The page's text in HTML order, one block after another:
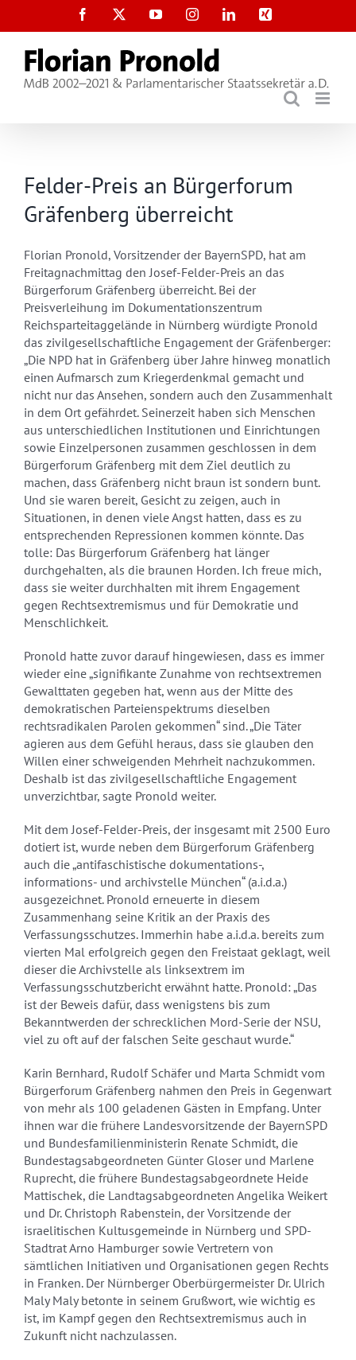
Facebook YouTubeInstagramLinkedInXing
Felder-Preis an Bürgerforum
Gräfenberg überreicht
Florian Pronold, Vorsitzender der BayernSPD, hat am
Freitagnachmittag den Josef-Felder-Preis an das
Bürgerforum Gräfenberg überreicht. Bei der
Preisverleihung im Dokumentationszentrum
Reichsparteitaggelände in Nürnberg würdigte Pronold
das zivilgesellschaftliche Engagement der Gräfenberger:
„Die NPD hat in Gräfenberg über Jahre hinweg monatlich
einen Aufmarsch zum Kriegerdenkmal gemacht und
nicht nur das Ansehen, sondern auch den Zusammenhalt
in dem Ort gefährdet. Seinerzeit haben sich Menschen
aus unterschiedlichen Institutionen und Einrichtungen
sowie Einzelpersonen zusammen geschlossen in dem
Bürgerforum Gräfenberg mit dem Ziel deutlich zu
machen, dass Gräfenberg nicht braun ist sondern bunt.
Und sie waren bereit, Gesicht zu zeigen, auch in
Situationen, in denen viele Angst hatten, dass es zu
entsprechenden Repressionen kommen könnte. Das
tolle: Das Bürgerforum Gräfenberg hat länger
durchgehalten, als die braunen Horden. Ich freue mich,
dass sie weiter durchhalten mit ihrem Engagement
gegen Rechtsextremismus und für Demokratie und
Menschlichkeit.
Pronold hatte zuvor darauf hingewiesen, dass es immer
wieder eine „signifikante Zunahme von rechtsextremen
Gewalttaten gegeben hat, wenn aus der Mitte des
demokratischen Parteienspektrums dieselben
rechtsradikalen Parolen gekommen“ sind. „Die Täter
agieren aus dem Gefühl heraus, dass sie glauben den
Willen einer schweigenden Mehrheit nachzukommen.
Deshalb ist das zivilgesellschaftliche Engagement
unverzichtbar, sagte Pronold weiter.
Mit dem Josef-Felder-Preis, der insgesamt mit 2500 Euro
dotiert ist, wurde neben dem Bürgerforum Gräfenberg
auch die „antifaschistische dokumentations-,
informations- und archivstelle München“ (a.i.d.a.)
ausgezeichnet. Pronold erneuerte in diesem
Zusammenhang seine Kritik an der Praxis des
Verfassungsschutzes. Immerhin habe a.i.d.a. bereits zum
vierten Mal erfolgreich gegen den Freistaat geklagt, weil
dieser die Archivstelle als linksextrem im
Verfassungsschutzbericht erwähnt hatte. Pronold: „Das
ist der Beweis dafür, dass wenigstens bis zum
Bekanntwerden der schrecklichen Mord-Serie der NSU,
viel zu oft auf der falschen Seite geschaut wurde.“
Karin Bernhard, Rudolf Schäfer und Marta Schmidt vom
Bürgerforum Gräfenberg nahmen den Preis in Gegenwart
von mehr als 100 geladenen Gästen in Empfang. Unter
ihnen war die frühere Landesvorsitzende der BayernSPD
und Bundesfamilienministerin Renate Schmidt, die
Bundestagsabgeordneten Günter Gloser und Marlene
Ruprecht, die frühere Bundestagsabgeordnete Heide
Mattischek, die Landtagsabgeordneten Angelika Weikert
und Dr. Christoph Rabenstein, der Vorsitzende der
israelitischen Kultusgemeinde in Nürnberg und SPD-
Stadtrat Arno Hamburger sowie Vertretern von
sämtlichen Initiativen und Organisationen gegen Rechts
in Franken. Der Nürnberger Oberbürgermeister Dr. Ulrich
Maly Maly betonte in seinem Grußwort, wie wichtig es
ist, im Kampf gegen den Rechtsextremismus auch in
Zukunft nicht nachzulassen.